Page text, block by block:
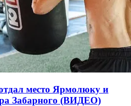
место Ярмолюку и
Забарного (ВИДЕО)